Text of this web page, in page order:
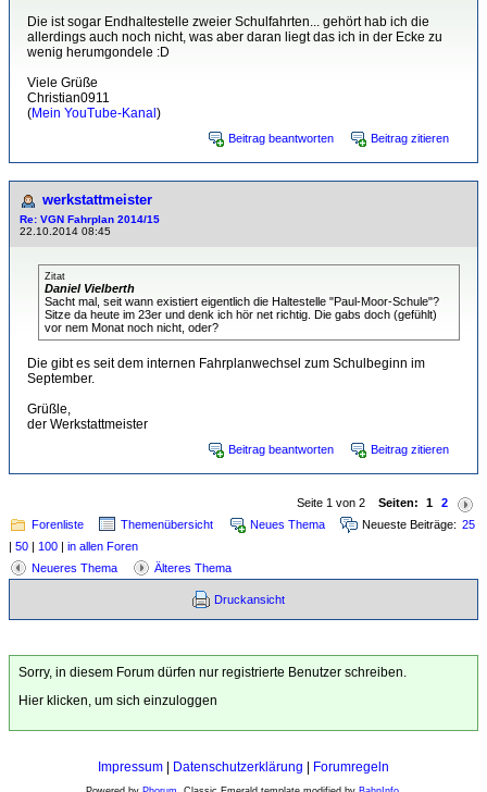
Die ist sogar Endhaltestelle zweier Schulfahrten... gehört hab ich die
allerdings auch noch nicht, was aber daran liegt das ich in der Ecke zu
wenig herumgondele :D
Viele Grüße
Christian0911
(Mein YouTube-Kanal )
Beitrag beantworten Beitrag zitieren
werkstattmeister
Re: VGN Fahrplan 2014/15
22.10.2014 08:45
Zitat
Daniel Vielberth
Sacht mal, seit wann existiert eigentlich die Haltestelle "Paul-Moor-Schule"?
Sitze da heute im 23er und denk ich hör net richtig. Die gabs doch (gefühlt)
vor nem Monat noch nicht, oder?
Die gibt es seit dem internen Fahrplanwechsel zum Schulbeginn im
September.
Grüßle,
der Werkstattmeister
Beitrag beantworten Beitrag zitieren
Seite 1 von 2 Seiten: 1
2
Forenliste
Themenübersicht Neues Thema Neueste Beiträge: 25
| 50 | 100 | in allen Foren
Neueres Thema
Älteres Thema
Druckansicht
Sorry, in diesem Forum dürfen nur registrierte Benutzer schreiben.
Hier klicken, um sich einzuloggen
Impressum Datenschutzerklärung Forumregeln